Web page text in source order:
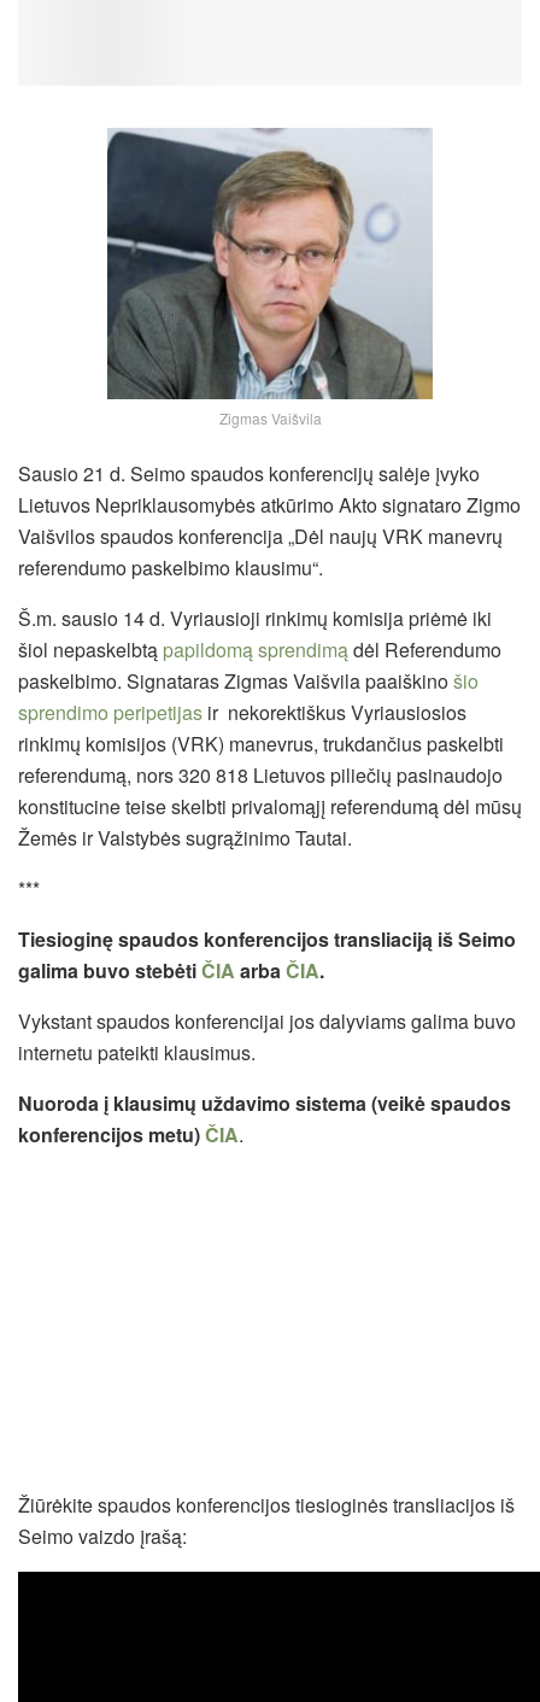
Zigmas Vaišvila
Sausio 21 d. Seimo spaudos konferencijų salėje įvyko
Lietuvos Nepriklausomybės atkūrimo Akto signataro Zigmo
Vaišvilos spaudos konferencija „Dėl naujų VRK manevrų
referendumo paskelbimo klausimu“.
Š.m. sausio 14 d. Vyriausioji rinkimų komisija priėmė iki
šiol nepaskelbtą papildomą sprendimądėl Referendumo
paskelbimo. Signataras Zigmas Vaišvila paaiškinošio
sprendimo peripetijas ir nekorektiškus Vyriausiosios
rinkimų komisijos (VRK) manevrus, trukdančius paskelbti
referendumą, nors 320 818 Lietuvos piliečių pasinaudojo
konstitucine teiseskelbti privalomąjį referendumą dėl mūsų
Žemės ir Valstybės sugrąžinimo Tautai.
***
Tiesioginę spaudos konferencijos transliaciją iš Seimo
galima buvo stebėtiČIA arbaČIA.
Vykstant spaudos konferencijai jos dalyviams galima buvo
internetu pateikti klausimus.
Nuoroda į klausimų uždavimo sistema (veikė spaudos
konferencijos metu)ČIA.
Žiūrėkite spaudos konferencijos tiesioginės transliacijos iš
Seimo vaizdo įrašą: